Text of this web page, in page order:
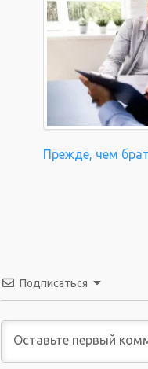
Прежде, чем
Подписаться